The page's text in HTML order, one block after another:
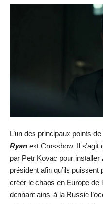
L’un des principaux points de
Ryan est Crossbow. Il s’agit
par Petr Kovac pour installer
président afin qu’ils
créer le chaos en Europe de
donnant ainsi à la Russie